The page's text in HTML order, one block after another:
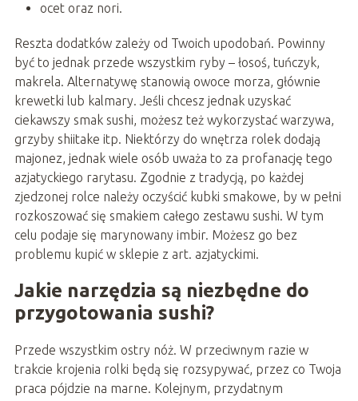
ocet oraz nori.
Reszta dodatków zależy od Twoich upodobań. Powinny
być to jednak przede wszystkim ryby – łosoś, tuńczyk,
makrela. Alternatywę stanowią owoce morza, głównie
krewetki lub kalmary. Jeśli chcesz jednak uzyskać
ciekawszy smak sushi, możesz też wykorzystać warzywa,
grzyby shiitake itp. Niektórzy do wnętrza rolek dodają
majonez, jednak wiele osób uważa to za profanację tego
azjatyckiego rarytasu. Zgodnie z tradycją, po każdej
zjedzonej rolce należy oczyścić kubki smakowe, by w pełni
rozkoszować się smakiem całego zestawu sushi. W tym
celu podaje się marynowany imbir. Możesz go bez
problemu kupić w sklepie z art. azjatyckimi.
Jakie narzędzia są niezbędne do
przygotowania sushi?
Przede wszystkim ostry nóż. W przeciwnym razie w
trakcie krojenia rolki będą się rozsypywać, przez co Twoja
praca pójdzie na marne. Kolejnym, przydatnym